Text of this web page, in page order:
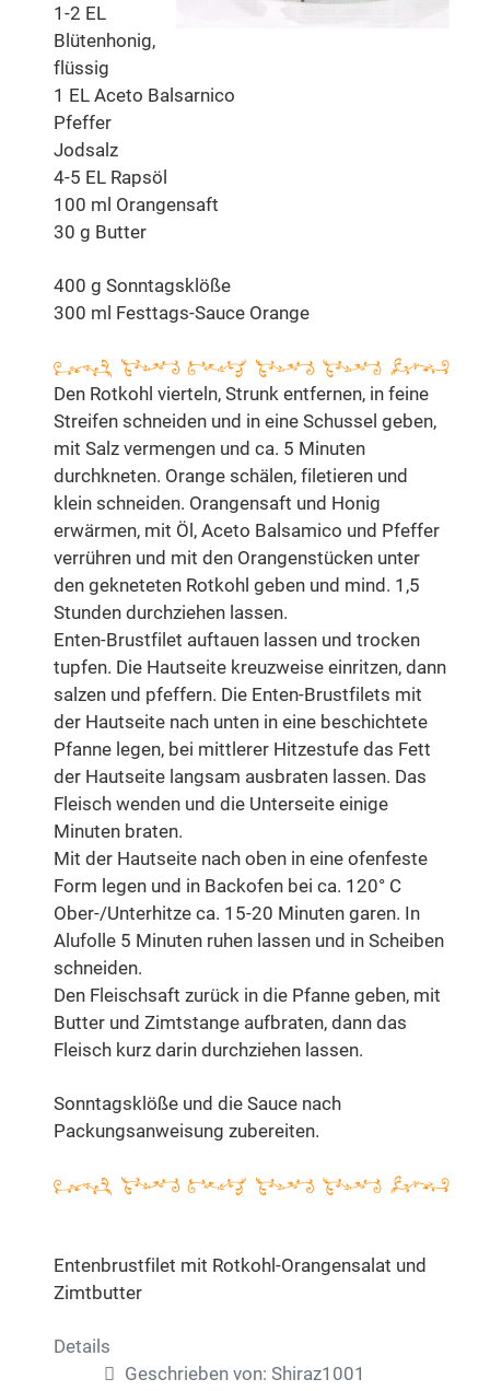
1-2 EL
Blütenhonig,
flüssig
1 EL Aceto Balsarnico
Pfeffer
Jodsalz
4-5 EL Rapsöl
100 ml Orangensaft
30 g Butter
400 g Sonntagsklöße
300 ml Festtags-Sauce Orange
Den Rotkohl vierteln, Strunk entfernen, in feine
Streifen schneiden und in eine Schussel geben,
mit Salz vermengen und ca. 5 Minuten
durchkneten. Orange schälen, filetieren und
klein schneiden. Orangensaft und Honig
erwärmen, mit Öl, Aceto Balsamico und Pfeffer
verrühren und mit den Orangenstücken unter
den gekneteten Rotkohl geben und mind. 1,5
Stunden durchziehen lassen.
Enten-Brustfilet auftauen lassen und trocken
tupfen. Die Hautseite kreuzweise einritzen, dann
salzen und pfeffern. Die Enten-Brustfilets mit
der Hautseite nach unten in eine beschichtete
Pfanne legen, bei mittlerer Hitzestufe das Fett
der Hautseite langsam ausbraten lassen. Das
Fleisch wenden und die Unterseite einige
Minuten braten.
Mit der Hautseite nach oben in eine ofenfeste
Form legen und in Backofen bei ca. 120° C
Ober-/Unterhitze ca. 15-20 Minuten garen. In
Alufolle 5 Minuten ruhen lassen und in Scheiben
schneiden.
Den Fleischsaft zurück in die Pfanne geben, mit
Butter und Zimtstange aufbraten, dann das
Fleisch kurz darin durchziehen lassen.
Sonntagsklöße und die Sauce nach
Packungsanweisung zubereiten.
Entenbrustfilet mit Rotkohl-Orangensalat und
Zimtbutter
Details
Geschrieben von: Shiraz1001